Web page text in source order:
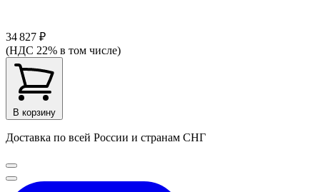
34 827 ₽
(НДС 22% в том числе)
В корзину
Доставка по всей России и странам СНГ